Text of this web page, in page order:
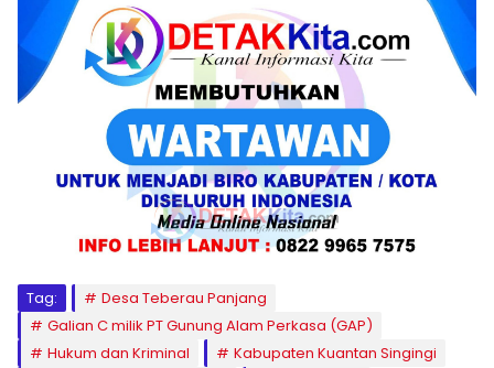
Tag:
Desa Teberau Panjang
Galian C milik PT Gunung Alam Perkasa (GAP)
Hukum dan Kriminal
Kabupaten Kuantan Singingi